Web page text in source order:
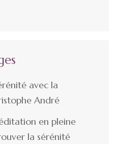
avec la
André
en pleine
la sérénité